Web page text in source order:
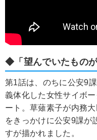
◆「望んでいたものが
第1話は、のちに公安9
義体化した女性サイボ
ート。草薙素子が内務
をきっかけに公安9課が
すが描かれました。